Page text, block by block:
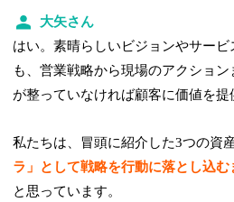
大矢さん
はい。素晴らしいビジョンやサー
も、営業戦略から現場のアクショ
が整っていなければ顧客に価値を提
私たちは、冒頭に紹介した3つの資産
ラ」として戦略を行動に落とし込
と思っています。